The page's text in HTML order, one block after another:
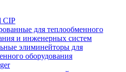
CIP
для теплообменного
и инженерных систем
элиминейторы для
оборудования